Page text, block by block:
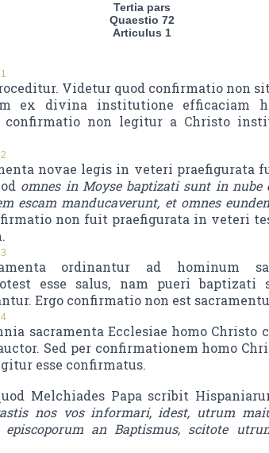
Tertia pars
Quaestio 72
Articulus 1
Videtur quod confirmatio non
ex divina institutione efficaciam
confirmatio non legitur a Christo
novae legis in veteri praefigurata
omnes in Moyse baptizati sunt in nube
escam manducaverunt, et omnes
non fuit praefigurata in veteri
ordinantur ad hominum
esse salus, nam pueri baptizati
Ergo confirmatio non est
sacramenta Ecclesiae homo Christo
Sed per confirmationem homo
esse confirmatus.
Melchiades Papa scribit
nos vos informari, idest, utrum
an Baptismus, scitote